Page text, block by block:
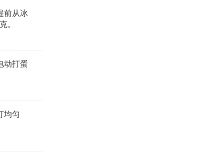
前从冰
。
动打蛋
均匀